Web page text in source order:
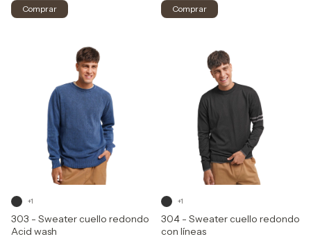
Comprar Comprar
303 - Sweater cuello redondo
Acid wash
+1
304 - Sweater cuello redondo
con líneas
+1